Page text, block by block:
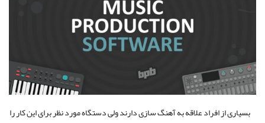
بسیاری از افراد علاقه به آهنگ سازی دارند ولی دستگاه مورد نظر برای این کار را